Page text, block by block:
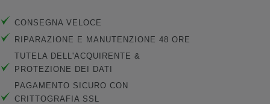
CONSEGNA VELOCE
RIPARAZIONE E MANUTENZIONE 48 ORE
TUTELA DELL'ACQUIRENTE &
PROTEZIONE DEI DATI
PAGAMENTO SICURO CON
CRITTOGRAFIA SSL